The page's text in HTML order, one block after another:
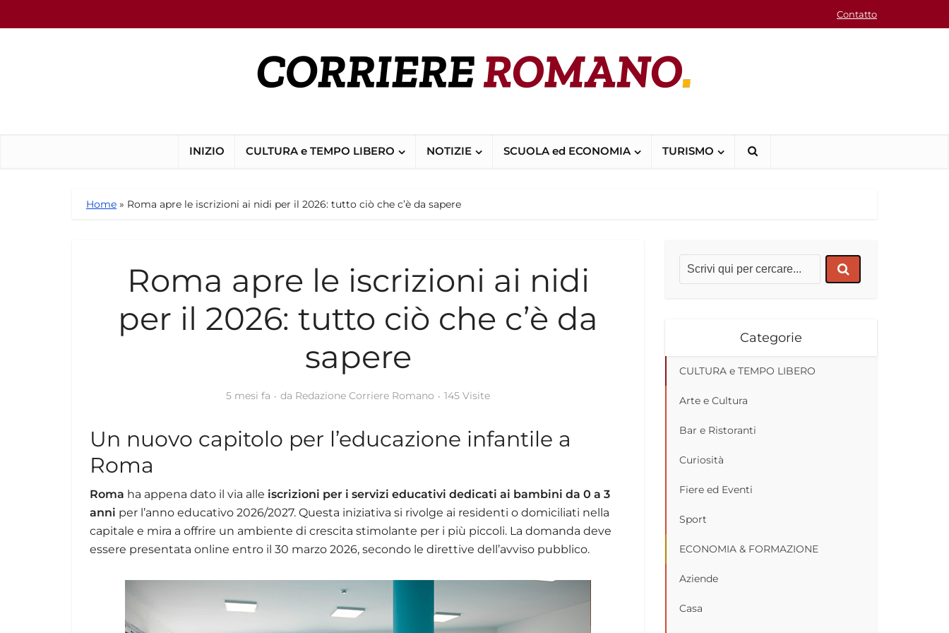
Contatto
INIZIO CULTURA e TEMPO LIBERO NOTIZIE SCUOLA ed ECONOMIA TURISMO
Home » Roma apre le iscrizioni ai nidi per il 2026: tutto ciò che c’è da sapere
Roma apre le iscrizioni ai nidi
per il 2026: tutto ciò che c’è da
sapere
5 mesi fa da Redazione Corriere Romano 145 Visite
Un nuovo capitolo per l’educazione infantile a
Roma
Roma ha appena dato il via alle iscrizioni per i servizi educativi dedicati ai bambini da 0 a 3
anni per l’anno educativo 2026/2027. Questa iniziativa si rivolge ai residenti o domiciliati nella
capitale e mira a offrire un ambiente di crescita stimolante per i più piccoli. La domanda deve
essere presentata online entro il 30 marzo 2026, secondo le direttive dell’avviso pubblico.
Categorie
CULTURA e TEMPO LIBERO
Arte e Cultura
Bar e Ristoranti
Curiosità
Fiere ed Eventi
Sport
ECONOMIA & FORMAZIONE
Aziende
Casa